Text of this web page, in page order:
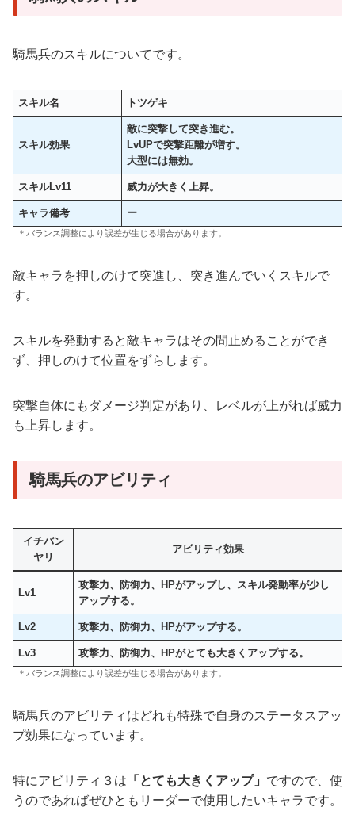
騎馬兵のスキルについてです。
スキル名 トツゲキ
スキル効果
敵に突撃して突き進む。
LvUPで突撃距離が増す。
大型には無効。
スキルLv11 威力が大きく上昇。
キャラ備考 ー
＊バランス調整により誤差が生じる場合があります。
敵キャラを押しのけて突進し、突き進んでいくスキルで
す。
スキルを発動すると敵キャラはその間止めることができ
ず、押しのけて位置をずらします。
突撃自体にもダメージ判定があり、レベルが上がれば威力
も上昇します。
騎馬兵のアビリティ
イチバン
ヤリ
アビリティ効果
Lv1
攻撃力、防御力、HPがアップし、スキル発動率が少し
アップする。
Lv2 攻撃力、防御力、HPがアップする。
Lv3 攻撃力、防御力、HPがとても大きくアップする。
＊バランス調整により誤差が生じる場合があります。
騎馬兵のアビリティはどれも特殊で自身のステータスアッ
プ効果になっています。
特にアビリティ３は 「とても大きくアップ」 ですので、使
うのであればぜひともリーダーで使用したいキャラです。